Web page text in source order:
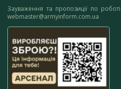
Зауваження та пропозиції по
webmaster@armyinform.com.ua